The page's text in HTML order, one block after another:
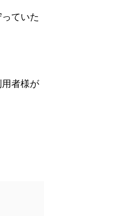
ていた
者様が